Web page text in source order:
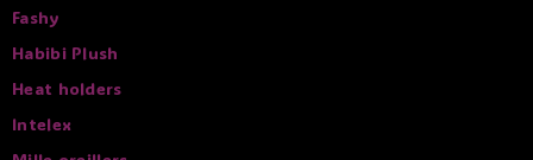
Fashy
Habibi Plush
Heat holders
Intelex